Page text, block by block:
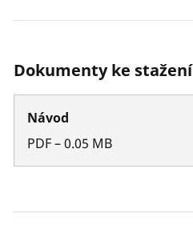
Dokumenty ke stažení
Návod
PDF–0.05 MB